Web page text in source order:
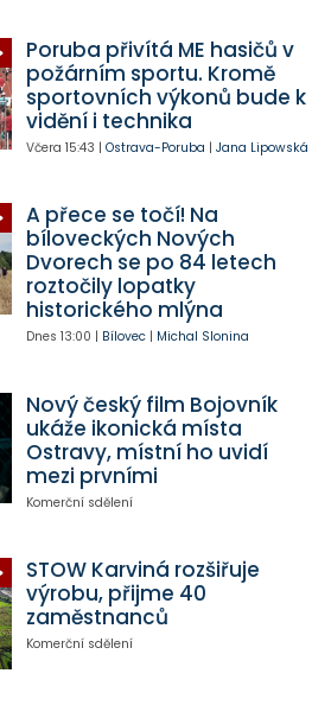
Poruba přivítá ME hasičů v
požárním sportu. Kromě
sportovních výkonů bude k
vidění i technika
Včera 15:43 | Ostrava-Poruba | Jana Lipowská
A přece se točí! Na
bíloveckých Nových
Dvorech se po 84 letech
roztočily lopatky
historického mlýna
Dnes 13:00 | Bílovec| Michal Slonina
Nový český film Bojovník
ukáže ikonická místa
Ostravy, místní ho uvidí
mezi prvními
Komerční sdělení
STOW Karviná rozšiřuje
výrobu, přijme 40
zaměstnanců
Komerční sdělení